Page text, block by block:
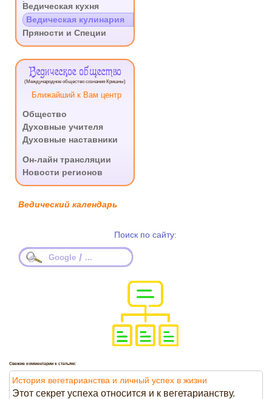
Ведическая кухня
Ведическая кулинария
Пряности и Специи
Ведическое общество
(Международное общество сознания Кришны)
Ближайший к Вам центр
Общество
Духовные учителя
Духовные наставники
Он-лайн трансляции
Новости регионов
Ведический календарь
Поиск по сайту:
Google / ...
Свежие комментарии к статьям:
История вегетарианства и личный успех в жизни
Этот секрет успеха относится и к вегетарианству.